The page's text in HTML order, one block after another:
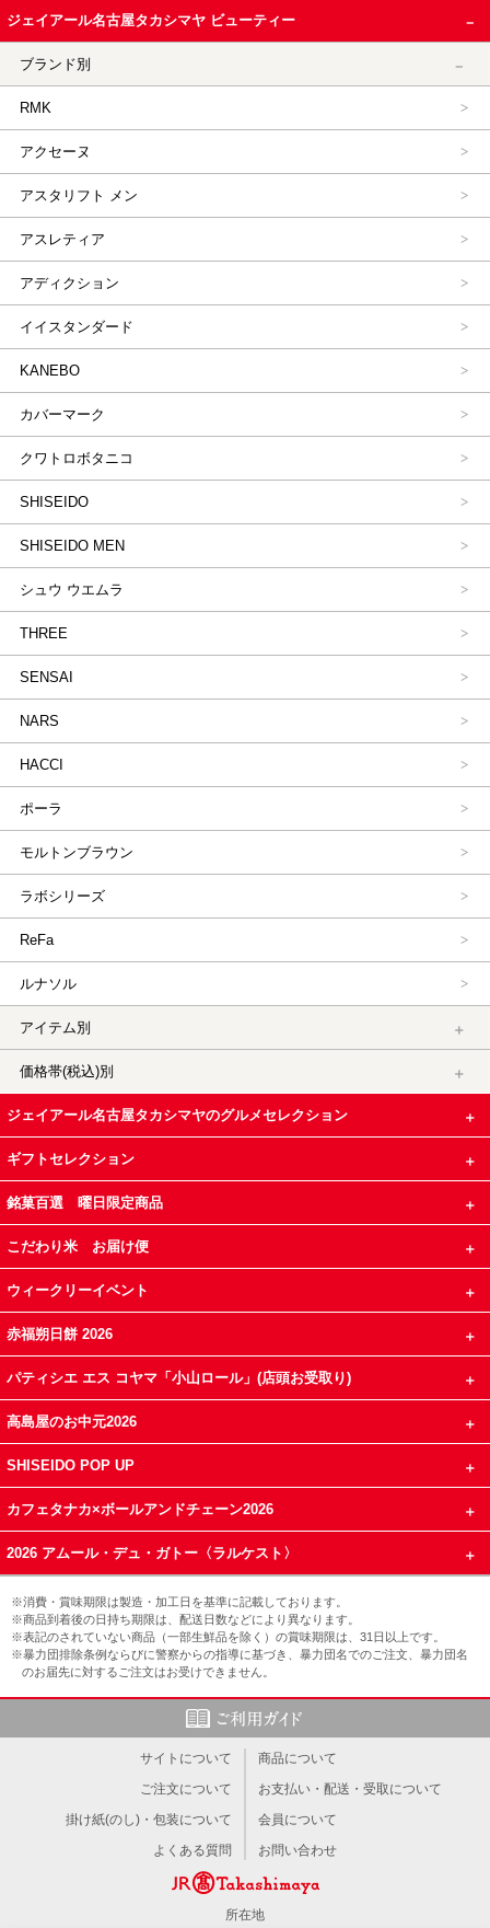
ジェイアール名古屋タカシマヤ ビューティー
ブランド別
RMK
アクセーヌ
アスタリフト メン
アスレティア
アディクション
イイスタンダード
KANEBO
カバーマーク
クワトロボタニコ
SHISEIDO
SHISEIDO MEN
シュウ ウエムラ
THREE
SENSAI
NARS
HACCI
ポーラ
モルトンブラウン
ラボシリーズ
ReFa
ルナソル
アイテム別
価格帯(税込)別
ジェイアール名古屋タカシマヤのグルメセレクション
ギフトセレクション
銘菓百選 曜日限定商品
こだわり米 お届け便
ウィークリーイベント
赤福朔日餅 2026
パティシエ エス コヤマ「小山ロール」(店頭お受取り)
高島屋のお中元2026
SHISEIDO POP UP
カフェタナカ×ボールアンドチェーン2026
2026 アムール・デュ・ガトー〈ラルケスト〉
※消費・賞味期限は製造・加工日を基準に記載しております。
※商品到着後の日持ち期限は、配送日数などにより異なります。
※表記のされていない商品（一部生鮮品を除く）の賞味期限は、31日以上です。
※暴力団排除条例ならびに警察からの指導に基づき、暴力団名でのご注文、暴力団名
のお届先に対するご注文はお受けできません。
サイトについて
商品について
ご注文について
お支払い・配送・受取について
掛け紙(のし)・包装について
会員について
よくある質問
お問い合わせ
所在地